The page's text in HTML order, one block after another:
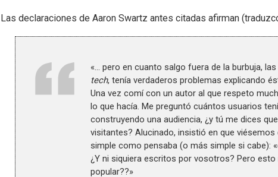
Las declaraciones de Aaron Swartz antes citadas afirman
«… pero en cuanto salgo fuera de la burbuja,
tech, tenía verdaderos problemas explicando
Una vez comí con un autor al que respeto
lo que hacía. Me preguntó cuántos usuarios
construyendo una audiencia, ¿y tú me dices
visitantes? Alucinado, insistió en que
simple como pensaba (o más simple si cabe):
¿Y ni siquiera escritos por vosotros? Pero
popular??»